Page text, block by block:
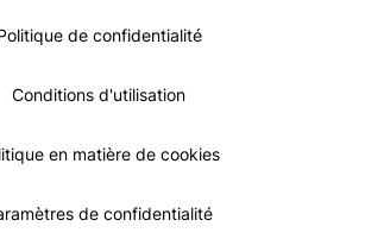
de confidentialité
Conditions d'utilisation
en matière de cookies
de confidentialité